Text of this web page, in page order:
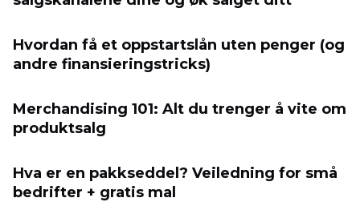
Hvordan få et oppstartslån uten penger (og
andre finansieringstricks)
Merchandising 101: Alt du trenger å vite om
produktsalg
Hva er en pakkseddel? Veiledning for små
bedrifter + gratis mal